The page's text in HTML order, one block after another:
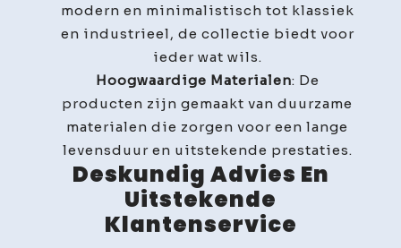
modern en minimalistisch tot klassiek
en industrieel, de collectie biedt voor
ieder wat wils.
Hoogwaardige Materialen: De
producten zijn gemaakt van duurzame
materialen die zorgen voor een lange
levensduur en uitstekende prestaties.
Deskundig Advies En
Uitstekende
Klantenservice